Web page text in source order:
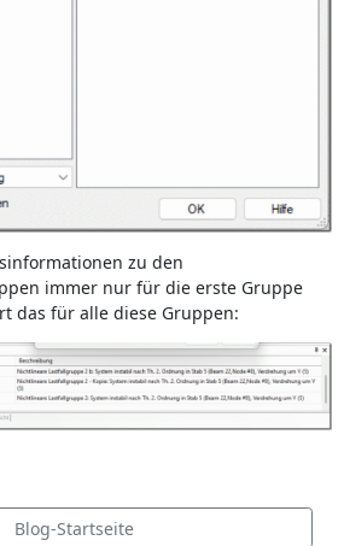
zu den
immer nur für die erste Gruppe
das für alle diese Gruppen:
Blog-Startseite